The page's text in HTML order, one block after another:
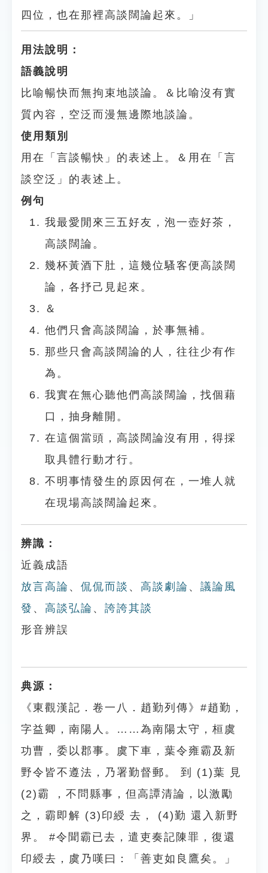
四位，也在那裡高談闊論起來。」
用法說明：
語義說明
比喻暢快而無拘束地談論。＆比喻沒有實
質內容，空泛而漫無邊際地談論。
使用類別
用在「言談暢快」的表述上。＆用在「言
談空泛」的表述上。
例句
我最愛閒來三五好友，泡一壺好茶，
高談闊論。
幾杯黃酒下肚，這幾位騷客便高談闊
論，各抒己見起來。
＆
他們只會高談闊論，於事無補。
那些只會高談闊論的人，往往少有作
為。
我實在無心聽他們高談闊論，找個藉
口，抽身離開。
在這個當頭，高談闊論沒有用，得採
取具體行動才行。
不明事情發生的原因何在，一堆人就
在現場高談闊論起來。
辨識：
近義成語
放言高論 、 侃侃而談 、 高談劇論 、 議論風
發 、 高談弘論 、 誇誇其談
形音辨誤
典源：
《東觀漢記．卷一八．趙勤列傳》#趙勤，
字益卿，南陽人。……為南陽太守，桓虞
功曹，委以郡事。虞下車，葉令雍霸及新
野令皆不遵法，乃署勤督郵。 到 (1)葉 見
(2)霸 ，不問縣事，但高譚清論，以激勵
之，霸即解 (3)印綬 去， (4)勤 還入新野
界。 #令聞霸已去，遣吏奏記陳罪，復還
印綬去，虞乃嘆曰：「善吏如良鷹矣。」